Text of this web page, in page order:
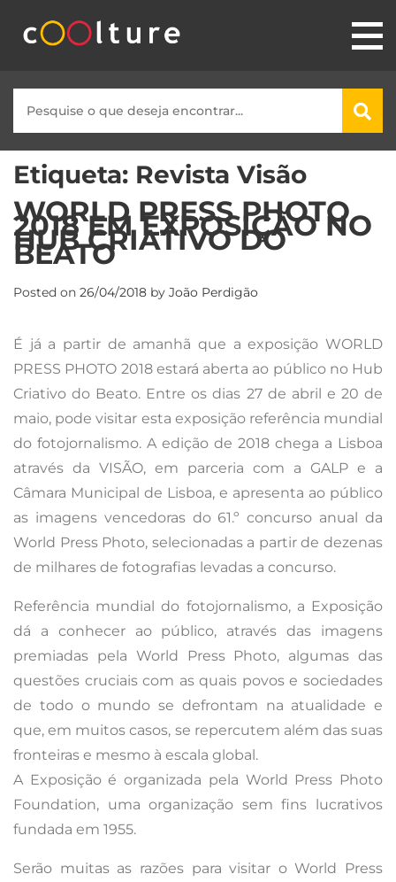
Etiqueta: Revista Visão
WORLD PRESS PHOTO
2018 EM EXPOSIÇÃO NO
HUB CRIATIVO DO
BEATO
Posted on 26/04/2018 by João Perdigão
É já a partir de amanhã que a exposição WORLD
PRESS PHOTO 2018 estará aberta ao público no Hub
Criativo do Beato. Entre os dias 27 de abril e 20 de
maio, pode visitar esta exposição referência mundial
do fotojornalismo. A edição de 2018 chega a Lisboa
através da VISÃO, em parceria com a GALP e a
Câmara Municipal de Lisboa, e apresenta ao público
as imagens vencedoras do 61.º concurso anual da
World Press Photo, selecionadas a partir de dezenas
de milhares de fotografias levadas a concurso.
Referência mundial do fotojornalismo, a Exposição
dá a conhecer ao público, através das imagens
premiadas pela World Press Photo, algumas das
questões cruciais com as quais povos e sociedades
de todo o mundo se defrontam na atualidade e
que, em muitos casos, se repercutem além das suas
fronteiras e mesmo à escala global.
A Exposição é organizada pela World Press Photo
Foundation, uma organização sem fins lucrativos
fundada em 1955.
Serão muitas as razões para visitar o World Press